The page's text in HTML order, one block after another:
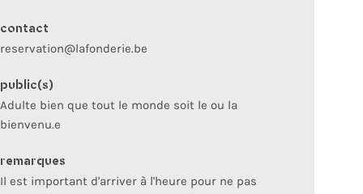
contact
reservation@lafonderie.be
public(s)
Adulte bien que tout le monde soit le ou la
bienvenu.e
remarques
Il est important d'arriver à l'heure pour ne pas